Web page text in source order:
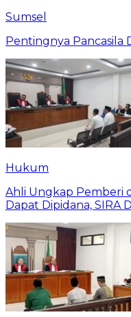
Sumsel
Pentingnya Pancasila
Hukum
Ahli Ungkap Pemberi
Dapat Dipidana, SIRA